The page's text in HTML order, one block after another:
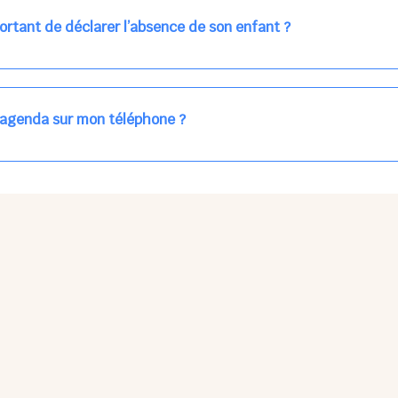
de déclarer l’absence de son enfant ?
enfants à accueillir, et ajuster les plannings au mieux.
car les repas sont commandés à l’avance.
sur mon téléphone ?
sur l'App Store ni Google Play car il s'agit d'une Web App,